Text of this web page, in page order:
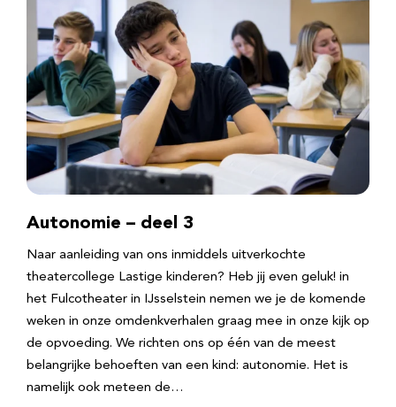
Autonomie – deel 3
Naar aanleiding van ons inmiddels uitverkochte
theatercollege Lastige kinderen? Heb jij even geluk! in
het Fulcotheater in IJsselstein nemen we je de komende
weken in onze omdenkverhalen graag mee in onze kijk op
de opvoeding. We richten ons op één van de meest
belangrijke behoeften van een kind: autonomie. Het is
namelijk ook meteen de…